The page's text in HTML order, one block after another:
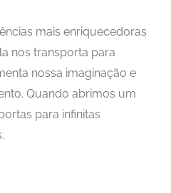
mais enriquecedoras
nos transporta para
nossa imaginação e
Quando abrimos um
para infinitas